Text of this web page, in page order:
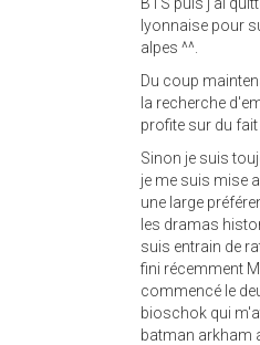
lyonnaise pour
alpes ^^.
Du coup
la recherche
profite sur du
Sinon je suis
je me suis mise
une large
les dramas
suis entrain de
fini récemment
commencé le
bioschok qui
batman arkham